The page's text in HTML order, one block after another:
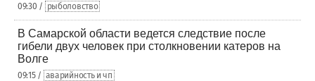
09:30 / рыболовство
В Самарской области ведется следствие после
гибели двух человек при столкновении катеров на
Волге
09:15 / аварийность и чп